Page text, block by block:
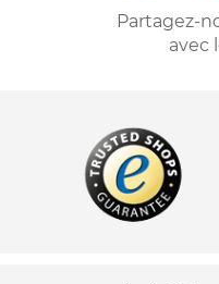
Partagez-
avec